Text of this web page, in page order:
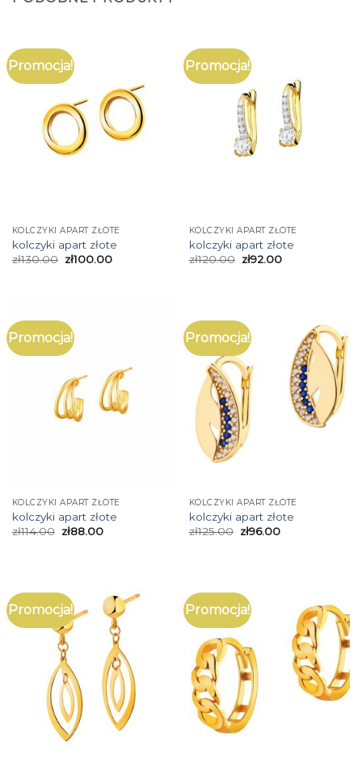
Promocja!
KOLCZYKI APART ZŁOTE
kolczyki apart złote
zł130.00 zł100.00
Promocja!
KOLCZYKI APART ZŁOTE
kolczyki apart złote
zł120.00 zł92.00
Promocja!
KOLCZYKI APART ZŁOTE
kolczyki apart złote
zł114.00 zł88.00
Promocja!
KOLCZYKI APART ZŁOTE
kolczyki apart złote
zł125.00 zł96.00
Promocja! Promocja!